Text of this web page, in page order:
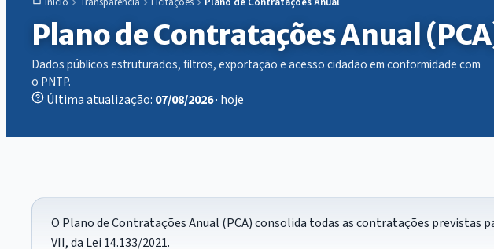
Plano de Contratações Anual
Dados públicos estruturados, filtros, exportação e acesso cidadão em conformidade com
o PNTP.
Última atualização: 07/08/2026· hoje
O Plano de Contratações Anual (PCA) consolida todas as contratações
VII, da Lei 14.133/2021.